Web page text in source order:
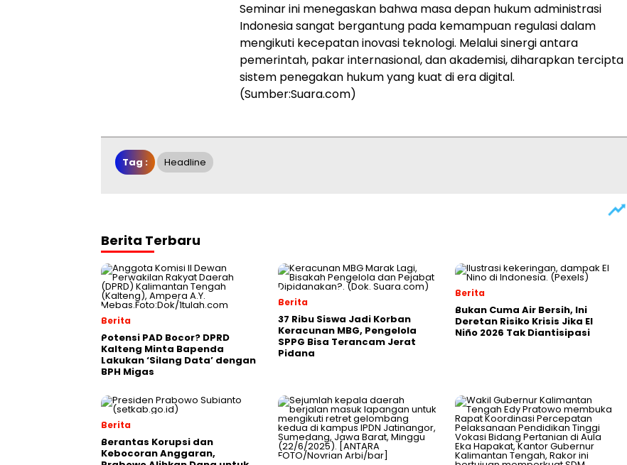
Seminar ini menegaskan bahwa masa depan hukum administrasi
Indonesia sangat bergantung pada kemampuan regulasi dalam
mengikuti kecepatan inovasi teknologi. Melalui sinergi antara
pemerintah, pakar internasional, dan akademisi, diharapkan tercipta
sistem penegakan hukum yang kuat di era digital.
(Sumber:Suara.com)
Tag : Headline
Berita Terbaru
Berita
Potensi PAD Bocor? DPRD
Kalteng Minta Bapenda
Lakukan ‘Silang Data’ dengan
BPH Migas
Berita
37 Ribu Siswa Jadi Korban
Keracunan MBG, Pengelola
SPPG Bisa Terancam Jerat
Pidana
Berita
Bukan Cuma Air Bersih, Ini
Deretan Risiko Krisis Jika El
Niño 2026 Tak Diantisipasi
Berita
Berantas Korupsi dan
Kebocoran Anggaran,